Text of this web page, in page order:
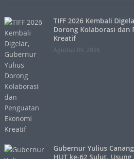
TIFF 2026 Kembali
Dorong Kolaborasi dan
Kreatif
Agustus 09, 2026
Gubernur Yulius
HUT ke-62 Sulut,